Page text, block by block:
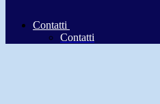
Contatti
Contatti